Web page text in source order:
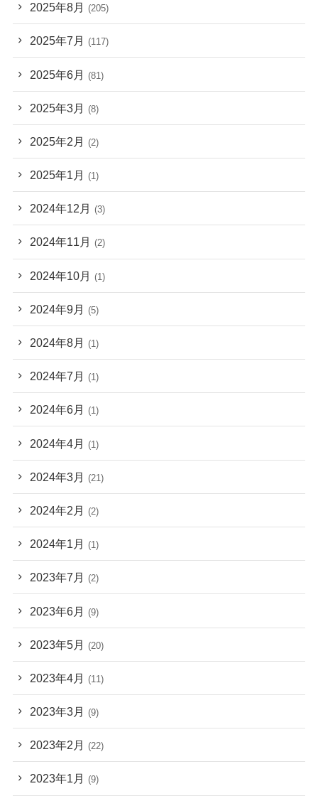
2025年8月 (205)
2025年7月 (117)
2025年6月 (81)
2025年3月 (8)
2025年2月 (2)
2025年1月 (1)
2024年12月 (3)
2024年11月 (2)
2024年10月 (1)
2024年9月 (5)
2024年8月 (1)
2024年7月 (1)
2024年6月 (1)
2024年4月 (1)
2024年3月 (21)
2024年2月 (2)
2024年1月 (1)
2023年7月 (2)
2023年6月 (9)
2023年5月 (20)
2023年4月 (11)
2023年3月 (9)
2023年2月 (22)
2023年1月 (9)